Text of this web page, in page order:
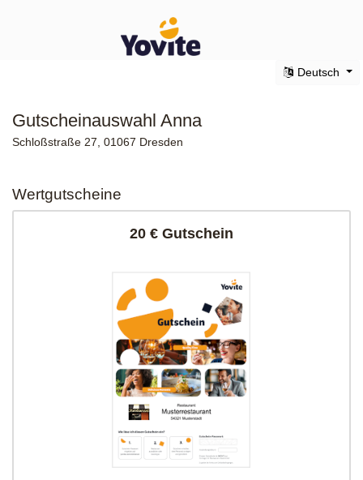
Deutsch
Gutscheinauswahl Anna
Schloßstraße 27, 01067 Dresden
Wertgutscheine
20 € Gutschein